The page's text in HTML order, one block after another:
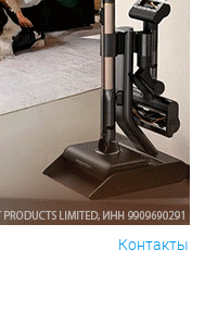
Контакты